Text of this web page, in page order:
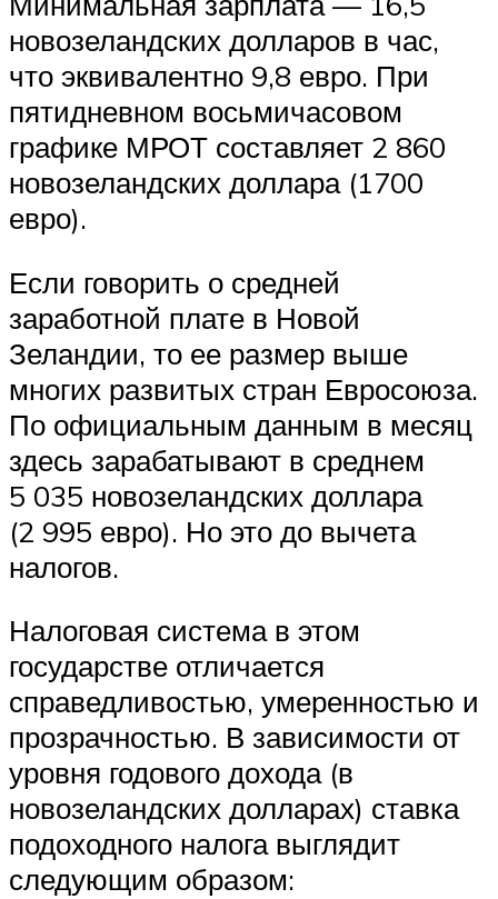
новозеландских долларов в час,
что эквивалентно 9,8 евро. При
пятидневном восьмичасовом
графике МРОТ составляет 2 860
новозеландских доллара (1700
евро).
Если говорить о средней
заработной плате в Новой
Зеландии, то ее размер выше
многих развитых стран Евросоюза.
По официальным данным в месяц
здесь зарабатывают в среднем
5 035 новозеландских доллара
(2 995 евро). Но это до вычета
налогов.
Налоговая система в этом
государстве отличается
справедливостью, умеренностью и
прозрачностью. В зависимости от
уровня годового дохода (в
новозеландских долларах) ставка
подоходного налога выглядит
следующим образом: